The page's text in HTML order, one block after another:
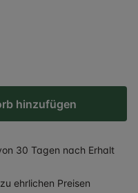
hinzufügen
30 Tagen nach Erhalt
ehrlichen Preisen